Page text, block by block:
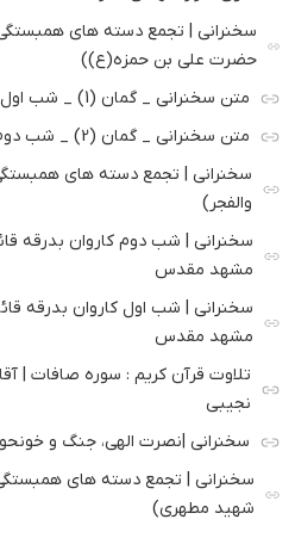
سخنرانی | تجمع دسته های
حضرت علی بن حمزه(ع))
متن سخنرانی _ گمان (1) _ شب اول محرم 1405
متن سخنرانی _ گمان (2) _ شب دوم محرم 1405
سخنرانی | تجمع دسته های
والفجر)
سخنرانی | شب دوم کاروان بدرقه
مشهد مقدس
سخنرانی | شب اول کاروان بدرقه
مشهد مقدس
تلاوت قرآن کریم : سوره صافات |
نجیبی
سخنرانی |نصرت الهی، جنگ و
سخنرانی | تجمع دسته های
شهید مطهری)